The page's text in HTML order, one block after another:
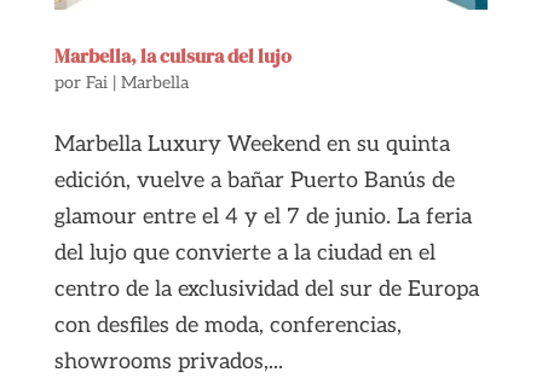
Marbella, la culsura del lujo
por Fai| Marbella
Marbella Luxury Weekend en su quinta
edición, vuelve a bañar Puerto Banús de
glamour entre el 4 y el 7 de junio. La feria
del lujo que convierte a la ciudad en el
centro de la exclusividad del sur de Europa
con desfiles de moda, conferencias,
showrooms privados,...